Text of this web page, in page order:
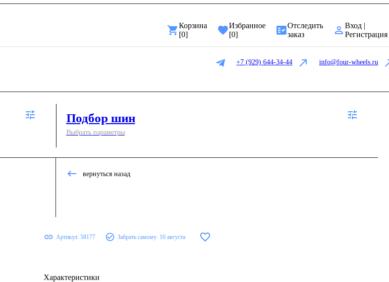
Корзина
[0]
Избранное
[0]
Отследить
заказ
Вход |
Регистрация
+7 (929) 644-34-44 info@four-wheels.ru
Подбор шин
Выбрать параметры
вернуться назад
Артикул: 58177 Забрать самому: 10 августа
Характеристики